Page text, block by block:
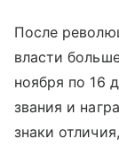
После
власти
ноября по 16
звания и
знаки